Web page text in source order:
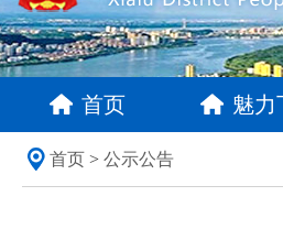
首页 魅力
首页 > 公示公告